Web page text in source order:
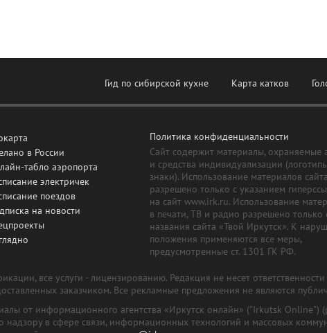
Гид по сибирской кухне Карта катков
в России
табло аэропорта
электричек
поездов
на новости
Политика конфиденциальности
Сайт содержит материалы, охраняемые
и средства индивидуализации
знаки). Использование материалов
разрешено только с указанием
на сайт www.irk.ru. Использование
в печати, ТВ и радио разрешено только
названия сайта «Твой Иркутск». К
положения применяются все меры,
предусмотренные ст. 1301 ГК РФ.
все услуги - лицензированию. Редакция не несет
заказчиком. Все рекламные предложения не являются
от информационного агентства «Иркутск онлайн» ("Irkutsk
в сфере связи, информационных технологий и массовых